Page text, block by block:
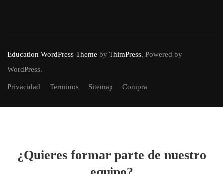
Education WordPress Theme by ThimPress. Powered by
WordPress.
Privacidad Terminos Sitemap Compra
¿Quieres formar parte de nuestro